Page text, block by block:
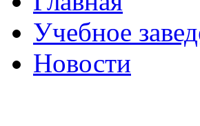
Учебное
Новости